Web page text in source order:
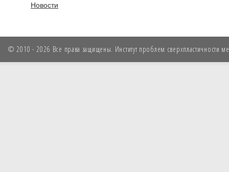
Новости
© 2010 - 2026 Все права защищены. Институт проблем сверхпластичности